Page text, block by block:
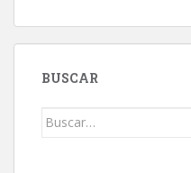
BUSCAR
Buscar: